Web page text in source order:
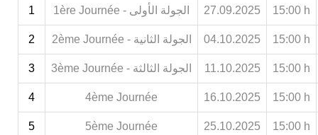
1 1ère Journée - الجولة الأولى 27.09.2025 15:00 h
2 2ème Journée - الجولة الثانية 04.10.2025 15:00 h
3 3ème Journée - الجولة الثالثة 11.10.2025 15:00 h
4 4ème Journée 16.10.2025 15:00 h
5 5ème Journée 25.10.2025 15:00 h